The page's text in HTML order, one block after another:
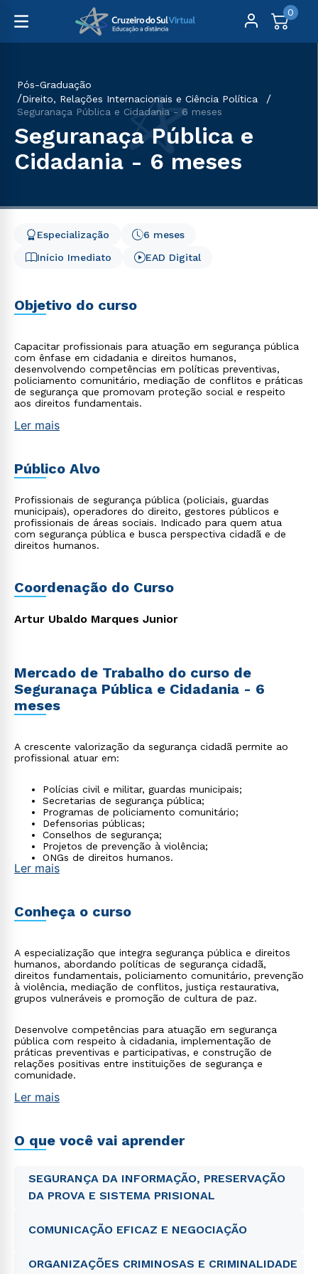
0
Pós-Graduação
Direito, Relações Internacionais e Ciência Política
Seguranaça Pública e Cidadania - 6 meses
Seguranaça Pública e
Cidadania - 6 meses
Início Imediato
6 meses
Especialização
EAD Digital
Objetivo do curso
Capacitar profissionais para atuação em segurança pública
com ênfase em cidadania e direitos humanos,
desenvolvendo competências em políticas preventivas,
policiamento comunitário, mediação de conflitos e práticas
de segurança que promovam proteção social e respeito
aos direitos fundamentais.
Ler mais
Público Alvo
Profissionais de segurança pública (policiais, guardas
municipais), operadores do direito, gestores públicos e
profissionais de áreas sociais. Indicado para quem atua
com segurança pública e busca perspectiva cidadã e de
direitos humanos.
Coordenação do Curso
Artur Ubaldo Marques Junior
Mercado de Trabalho do curso de
Seguranaça Pública e Cidadania - 6
meses
A crescente valorização da segurança cidadã permite ao
profissional atuar em:
Polícias civil e militar, guardas municipais;
Secretarias de segurança pública;
Programas de policiamento comunitário;
Defensorias públicas;
Conselhos de segurança;
Projetos de prevenção à violência;
ONGs de direitos humanos.
Ler mais
Conheça o curso
A especialização que integra segurança pública e direitos
humanos, abordando políticas de segurança cidadã,
direitos fundamentais, policiamento comunitário, prevenção
à violência, mediação de conflitos, justiça restaurativa,
grupos vulneráveis e promoção de cultura de paz.
Desenvolve competências para atuação em segurança
pública com respeito à cidadania, implementação de
práticas preventivas e participativas, e construção de
relações positivas entre instituições de segurança e
comunidade.
Ler mais
O que você vai aprender
SEGURANÇA DA INFORMAÇÃO, PRESERVAÇÃO
DA PROVA E SISTEMA PRISIONAL
COMUNICAÇÃO EFICAZ E NEGOCIAÇÃO
ORGANIZAÇÕES CRIMINOSAS E CRIMINALIDADE